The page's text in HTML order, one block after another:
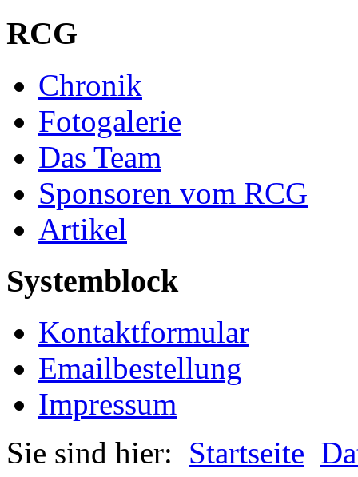
RCG
Chronik
Fotogalerie
Das Team
Sponsoren vom RCG
Artikel
Systemblock
Kontaktformular
Emailbestellung
Impressum
Sie sind hier: Startseite